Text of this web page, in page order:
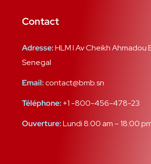
Contact
Adresse:HLM I Av Cheikh Ahmadou
Senegal
Email:contact@bmb.sn
Téléphone: +1 -800-456-478-23
Ouverture:Lundi 8:00 am – 18:00